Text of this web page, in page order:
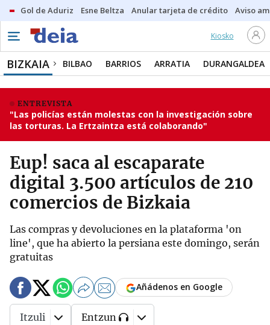
Gol de Aduriz Esne Beltza Anular tarjeta de crédito Aviso
Kiosko
BIZKAIA BILBAO BARRIOS ARRATIA DURANGALDEA
ENTREVISTA
"Las policías están molestas con la investigación sobre
las torturas. La Ertzaintza está colaborando"
Eup! saca al escaparate
digital 3.500 artículos de 210
comercios de Bizkaia
Las compras y devoluciones en la plataforma 'on
line', que ha abierto la persiana este domingo, serán
gratuitas
Añádenos en Google
Itzuli Entzun